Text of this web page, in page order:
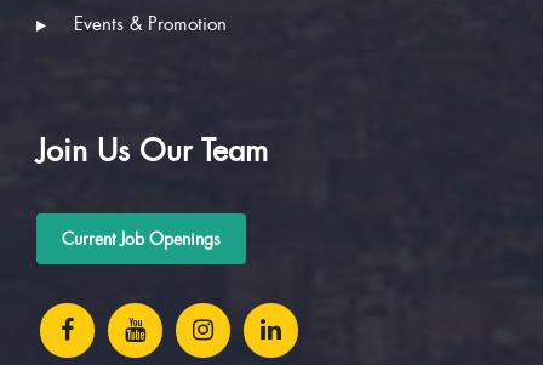
Events & Promotion
Join Us Our Team
Current Job Openings